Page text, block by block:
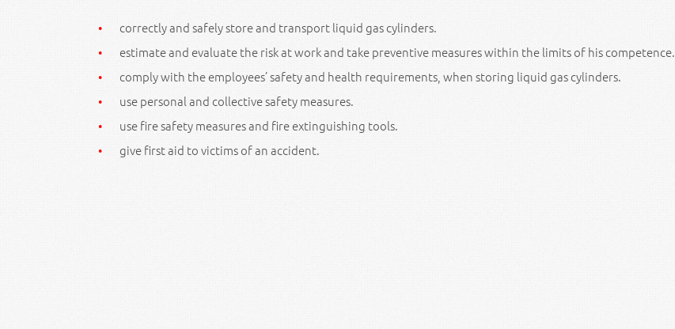
correctly and safely store and transport liquid gas cylinders.
estimate and evaluate the risk at work and take preventive measures within the limits of his competence.
comply with the employees’ safety and health requirements, when storing liquid gas cylinders.
use personal and collective safety measures.
use fire safety measures and fire extinguishing tools.
give first aid to victims of an accident.